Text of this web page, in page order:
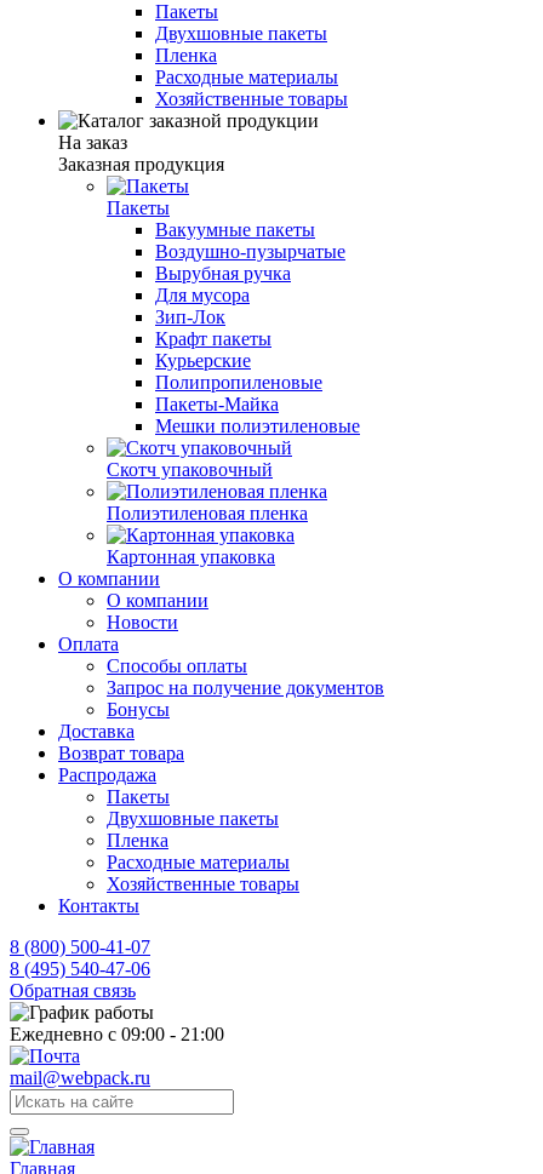
Пакеты
Двухшовные пакеты
Пленка
Расходные материалы
Хозяйственные товары
На заказ
Заказная продукция
Пакеты
Вакуумные пакеты
Воздушно-пузырчатые
Вырубная ручка
Для мусора
Зип-Лок
Крафт пакеты
Курьерские
Полипропиленовые
Пакеты-Майка
Мешки полиэтиленовые
Скотч упаковочный
Полиэтиленовая пленка
Картонная упаковка
О компании
О компании
Новости
Оплата
Способы оплаты
Запрос на получение документов
Бонусы
Доставка
Возврат товара
Распродажа
Пакеты
Двухшовные пакеты
Пленка
Расходные материалы
Хозяйственные товары
Контакты
8 (800) 500-41-07
8 (495) 540-47-06
Обратная связь
Ежедневно с 09:00 - 21:00
mail@webpack.ru
Главная